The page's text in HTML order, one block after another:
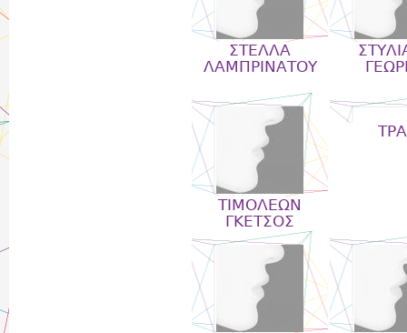
ΣΤΕΛΛΑ
ΛΑΜΠΡΙΝΑΤΟΥ
ΤΙΜΟΛΕΩΝ
ΓΚΕΤΣΟΣ